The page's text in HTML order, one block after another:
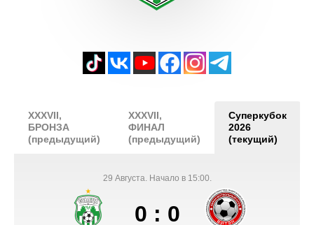
XXXVII,
БРОНЗА
(предыдущий)
XXXVII,
ФИНАЛ
(предыдущий)
Суперкубок
2026
(текущий)
29 Августа. Начало в 15:00.
0 : 0